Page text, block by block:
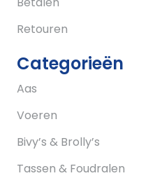
Retouren
Categorieën
Aas
Voeren
Bivy’s & Brolly’s
Tassen & Foudralen